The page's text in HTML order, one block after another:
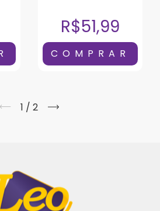
R$51,99
1 / 2